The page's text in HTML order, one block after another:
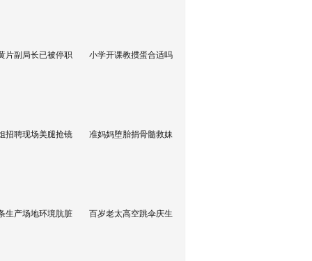
片副局长已被停职 小学开课教掼蛋合适吗
招聘现场美腿抢镜 准妈妈堕胎捐骨髓救妹
生产场地环境肮脏 百岁老太高空跳伞庆生